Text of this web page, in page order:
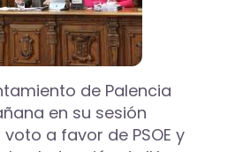
de Palencia
en su sesión
a favor de PSOE y